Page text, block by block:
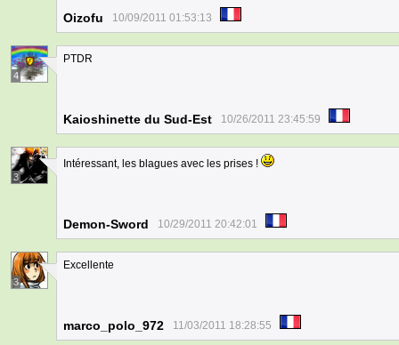
Oizofu 10/09/2011 01:53:13
4
PTDR
Kaioshinette du Sud-Est 10/26/2011 23:45:59
3
Intéressant, les blagues avec les prises !
Demon-Sword 10/29/2011 20:42:01
3
Excellente
marco_polo_972 11/03/2011 18:28:55